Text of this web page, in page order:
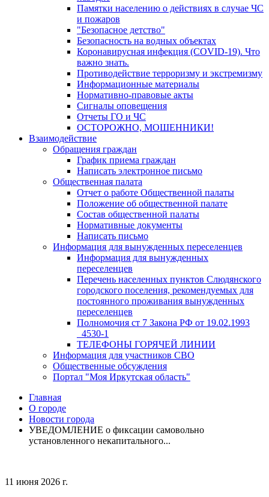
Памятки населению о действиях в случае ЧС
и пожаров
"Безопасное детство"
Безопасность на водных объектах
Коронавирусная инфекция (COVID-19). Что
важно знать.
Противодействие терроризму и экстремизму
Информационные материалы
Нормативно-правовые акты
Сигналы оповещения
Отчеты ГО и ЧС
ОСТОРОЖНО, МОШЕННИКИ!
Взаимодействие
Обращения граждан
График приема граждан
Написать электронное письмо
Общественная палата
Отчет о работе Общественной палаты
Положение об общественной палате
Состав общественной палаты
Нормативные документы
Написать письмо
Информация для вынужденных переселенцев
Информация для вынужденных
переселенцев
Перечень населенных пунктов Слюдянского
городского поселения, рекомендуемых для
постоянного проживания вынужденных
переселенцев
Полномочия ст 7 Закона РФ от 19.02.1993
_4530-1
ТЕЛЕФОНЫ ГОРЯЧЕЙ ЛИНИИ
Информация для участников СВО
Общественные обсуждения
Портал "Моя Иркутская область"
Главная
О городе
Новости города
УВЕДОМЛЕНИЕ о фиксации самовольно
установленного некапитального...
11 июня 2026 г.